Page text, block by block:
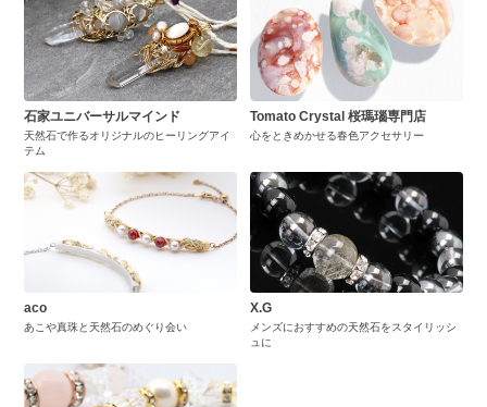
石家ユニバーサルマインド
天然石で作るオリジナルのヒーリングアイ
テム
Tomato Crystal 桜瑪瑙専門店
心をときめかせる春色アクセサリー
aco
あこや真珠と天然石のめぐり会い
X.G
メンズにおすすめの天然石をスタイリッシ
ュに